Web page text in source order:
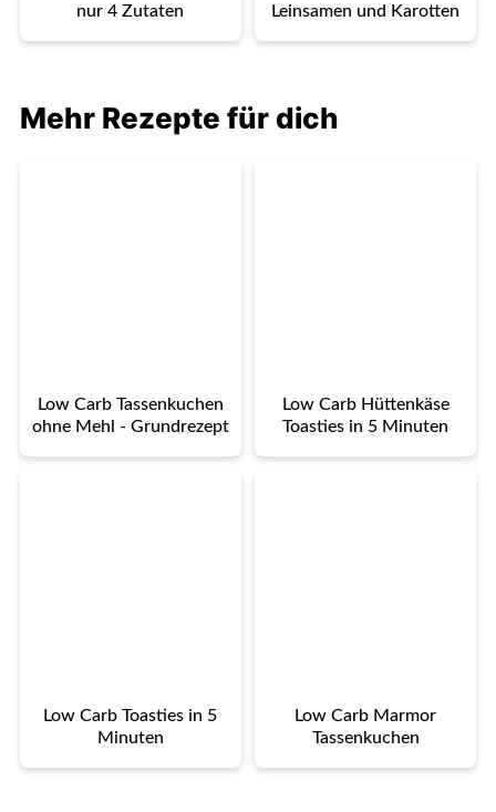
nur 4 Zutaten
Leinsamen und Karotten
Mehr Rezepte für dich
Low Carb Tassenkuchen
ohne Mehl - Grundrezept
Low Carb Hüttenkäse
Toasties in 5 Minuten
Low Carb Toasties in 5
Minuten
Low Carb Marmor
Tassenkuchen